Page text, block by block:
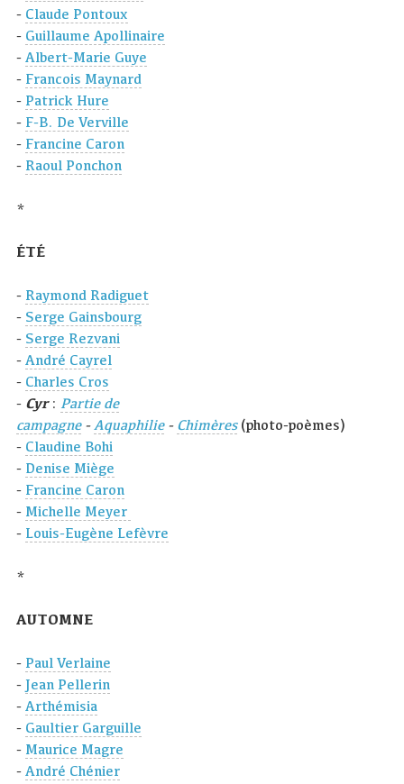
- Claude Pontoux
- Guillaume Apollinaire
- Albert-Marie Guye
- Francois Maynard
- Patrick Hure
- F-B. De Verville
- Francine Caron
- Raoul Ponchon
*
ÉTÉ
- Raymond Radiguet
- Serge Gainsbourg
- Serge Rezvani
- André Cayrel
- Charles Cros
- Cyr : Partie de
campagne- Aquaphilie- Chimères (photo-poèmes)
- Claudine Bohi
- Denise Miège
- Francine Caron
- Michelle Meyer
- Louis-Eugène Lefèvre
*
AUTOMNE
- Paul Verlaine
-Jean Pellerin
- Arthémisia
- Gaultier Garguille
- Maurice Magre
- André Chénier